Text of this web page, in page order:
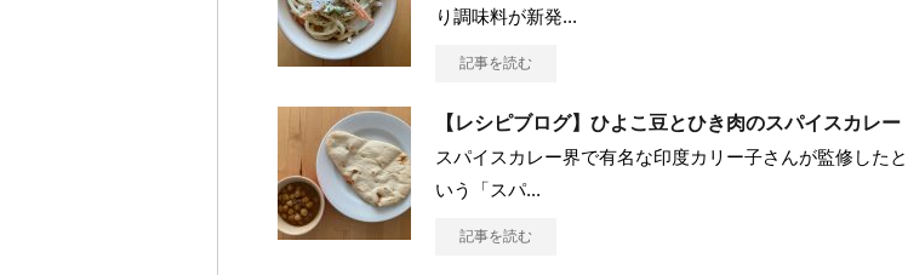
り調味料が新発...
記事を読む
【レシピブログ】ひよこ豆とひき肉のスパイスカレー
スパイスカレー界で有名な印度カリー子さんが監修したと
いう「スパ...
記事を読む